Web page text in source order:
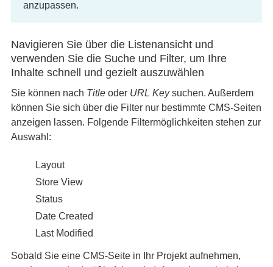
anzupassen.
Navigieren Sie über die Listenansicht und
verwenden Sie die Suche und Filter, um Ihre
Inhalte schnell und gezielt auszuwählen
Sie können nach Titleoder URL Keysuchen. Außerdem
können Sie sich über die Filter nur bestimmte CMS-Seiten
anzeigen lassen. Folgende Filtermöglichkeiten stehen zur
Auswahl:
Layout
Store View
Status
Date Created
Last Modified
Sobald Sie eine CMS-Seite in Ihr Projekt aufnehmen,